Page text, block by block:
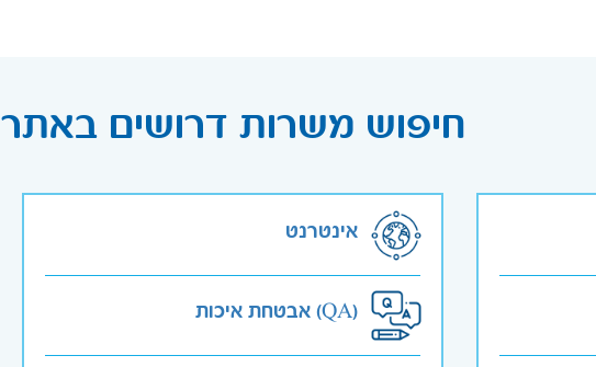
חיפוש משרות דרושים באתר
אינטרנט
אבטחת איכות (QA)